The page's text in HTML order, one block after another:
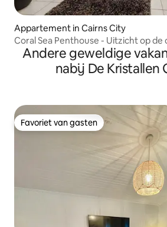
Appartement in Cairns City
Coral Sea Penthouse - Uitzicht op de
Esplanade
Andere geweldige
nabij De Kristallen
Favoriet van gasten
Favoriet van gasten